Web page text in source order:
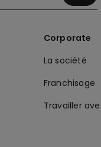
Corporate
La société
Franchisage
Travailler